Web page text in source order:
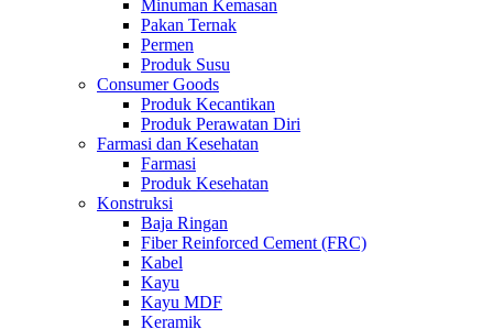
Minuman Kemasan
Pakan Ternak
Permen
Produk Susu
Consumer Goods
Produk Kecantikan
Produk Perawatan Diri
Farmasi dan Kesehatan
Farmasi
Produk Kesehatan
Konstruksi
Baja Ringan
Fiber Reinforced Cement (FRC)
Kabel
Kayu
Kayu MDF
Keramik